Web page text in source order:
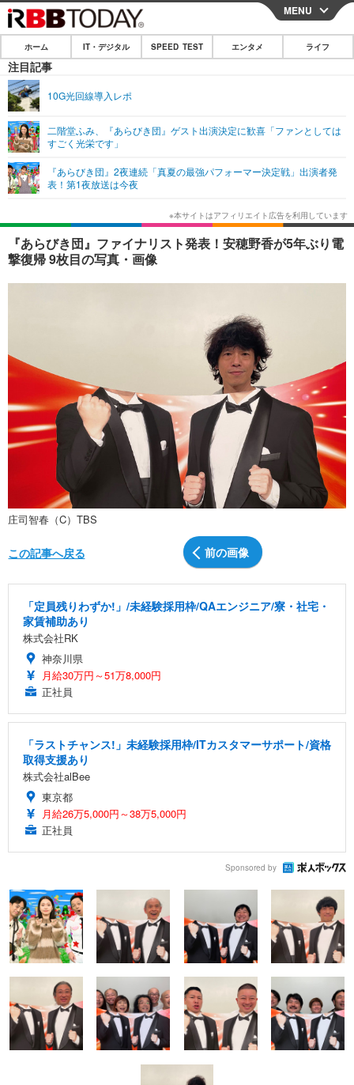
CLOSE
ホーム
IT・デジタル
ネタ
ショッピング その他
SPEED TEST
エンタメ
エンタメTOP
韓国・芸能
音楽 スポーツ
ライフ
ライフTOP グルメ
ペット ショッピング
その他
リリース一覧
プッシュ通知の停止方法
MENU
ホーム IT・デジタル SPEED TEST エンタメ ライフ
注目記事
10G光回線導入レポ
二階堂ふみ、『あらびき団』ゲスト出演決定に歓喜「ファンとしては
すごく光栄です」
『あらびき団』2夜連続「真夏の最強パフォーマー決定戦」出演者発
表！第1夜放送は今夜
『あらびき団』ファイナリスト発表！安穂野香が5年ぶり電
撃復帰 9枚目の写真・画像
庄司智春（C）TBS
前の画像
この記事へ戻る
「定員残りわずか!」/未経験採用枠/QAエンジニア/寮・社宅・
家賃補助あり
株式会社RK
神奈川県
月給30万円～51万8,000円
正社員
「ラストチャンス!」未経験採用枠/ITカスタマーサポート/資格
取得支援あり
株式会社alBee
東京都
月給26万5,000円～38万5,000円
正社員
Sponsored by